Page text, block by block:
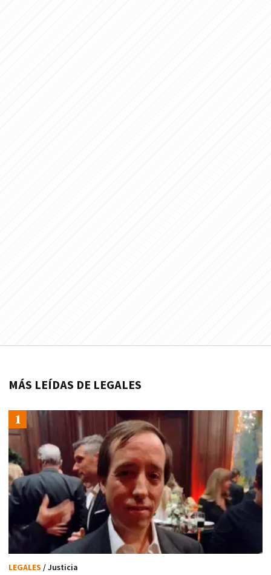
MÁS LEÍDAS DE LEGALES
LEGALES / Justicia